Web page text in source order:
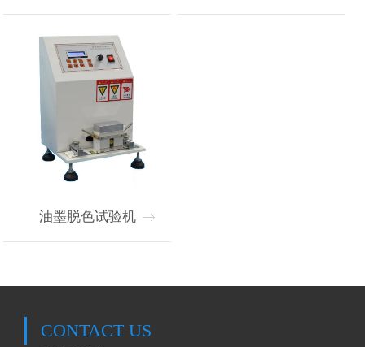
油墨脱色试验机
CONTACT US